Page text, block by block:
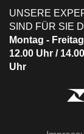
UNSERE
SIND FÜR SIE
Montag -
12.00 Uhr /
Uhr